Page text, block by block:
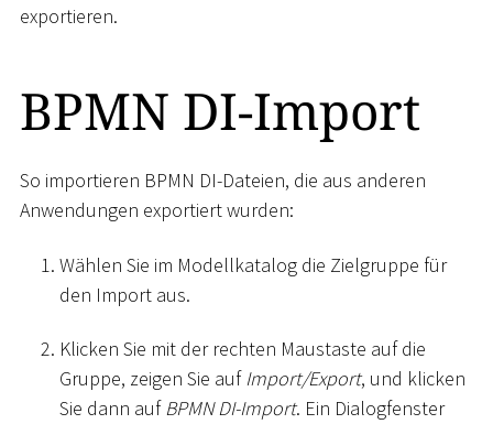
exportieren.
BPMN DI-Import
So importieren BPMN DI-Dateien, die aus anderen
Anwendungen exportiert wurden:
Wählen Sie im Modellkatalog die Zielgruppe für
den Import aus.
Klicken Sie mit der rechten Maustaste auf die
Gruppe, zeigen Sie aufImport/Export, und klicken
Sie dann aufBPMN DI-Import. Ein Dialogfenster